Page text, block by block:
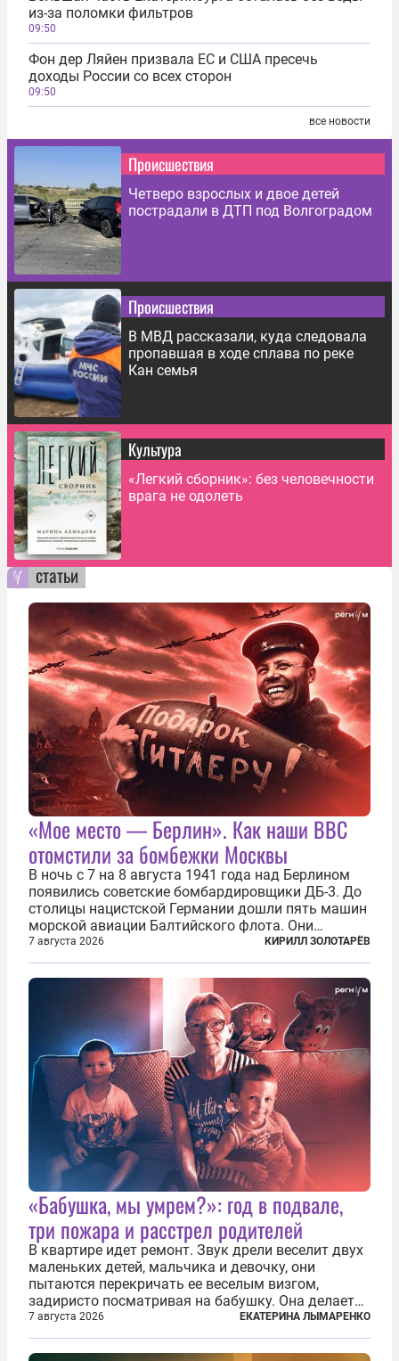
из-за поломки фильтров
09:50
Фон дер Ляйен призвала ЕС и США пресечь
доходы России со всех сторон
09:50
все новости
Происшествия
Четверо взрослых и двое детей
пострадали в ДТП под Волгоградом
Происшествия
В МВД рассказали, куда следовала
пропавшая в ходе сплава по реке
Кан семья
Культура
«Легкий сборник»: без человечности
врага не одолеть
статьи
«Мое место — Берлин». Как наши ВВС
отомстили за бомбежки Москвы
В ночь с 7 на 8 августа 1941 года над Берлином
появились советские бомбардировщики ДБ-3. До
столицы нацистской Германии дошли пять машин
морской авиации Балтийского флота. Они
сбросили бомбы на город, который в тот момент
жил в полной уверенности, что война идет где-то
далеко на востоке, Красная...
7 августа 2026 КИРИЛЛ ЗОЛОТАРЁВ
«Бабушка, мы умрем?»: год в подвале,
три пожара и расстрел родителей
В квартире идет ремонт. Звук дрели веселит двух
маленьких детей, мальчика и девочку, они
пытаются перекричать ее веселым визгом,
задиристо посматривая на бабушку. Она делает
им замечание, но внуки чувствуют, что она
сердится невсерьез. И это правда: дрель, конечно,
сверлит противно, но всё...
7 августа 2026 ЕКАТЕРИНА ЛЫМАРЕНКО